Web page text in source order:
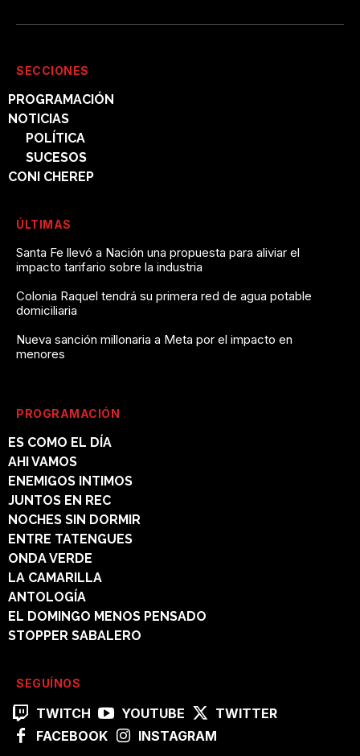
SECCIONES
PROGRAMACIÓN
NOTICIAS
POLÍTICA
SUCESOS
CONI CHEREP
ÚLTIMAS
Santa Fe llevó a Nación una propuesta para aliviar el
impacto tarifario sobre la industria
Colonia Raquel tendrá su primera red de agua potable
domiciliaria
Nueva sanción millonaria a Meta por el impacto en
menores
PROGRAMACIÓN
ES COMO EL DÍA
AHI VAMOS
ENEMIGOS INTIMOS
JUNTOS EN REC
NOCHES SIN DORMIR
ENTRE TATENGUES
ONDA VERDE
LA CAMARILLA
ANTOLOGÍA
EL DOMINGO MENOS PENSADO
STOPPER SABALERO
SEGUÍNOS
TWITCH YOUTUBE
TWITTER
FACEBOOK
INSTAGRAM